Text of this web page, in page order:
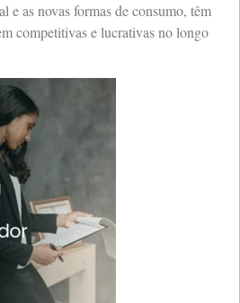
e as novas formas de consumo, têm
competitivas e lucrativas no longo